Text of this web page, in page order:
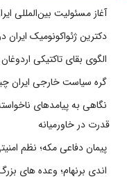
آغاز مسئولیت بین‌المللی
دکترین ژئواکونومیک
الگوی بقای تاکتیکی
گره سیاست خارجی ایران
نگاهی به پیامدهای
قدرت در خاورمیانه
پیمان دفاعی مکه؛ نظم
اندی برنهام؛ وعده های